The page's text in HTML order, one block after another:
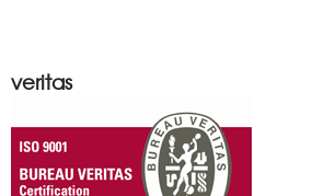
veritas